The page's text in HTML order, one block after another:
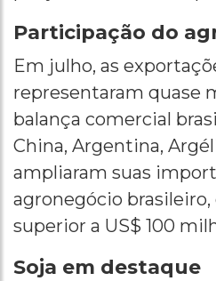
Participação do
Em julho, as
representaram quase
balança comercial
China, Argentina,
ampliaram suas
agronegócio
superior a US$ 100
Soja em destaque